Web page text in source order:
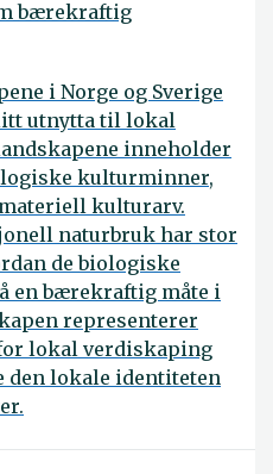
bærekraftig
i Norge og Sverige
utnytta til lokal
inneholder
kulturminner,
kulturarv.
naturbruk har stor
de biologiske
en bærekraftig måte i
representerer
lokal verdiskaping
den lokale identiteten